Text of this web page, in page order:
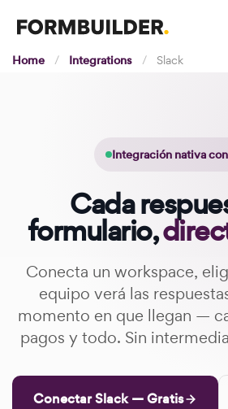
Home / Integrations / Slack
Integración nativa
Cada
formulario,
Conecta un workspace,
equipo verá las
momento en que llegan —
pagos y todo. Sin
Conectar Slack — Gratis